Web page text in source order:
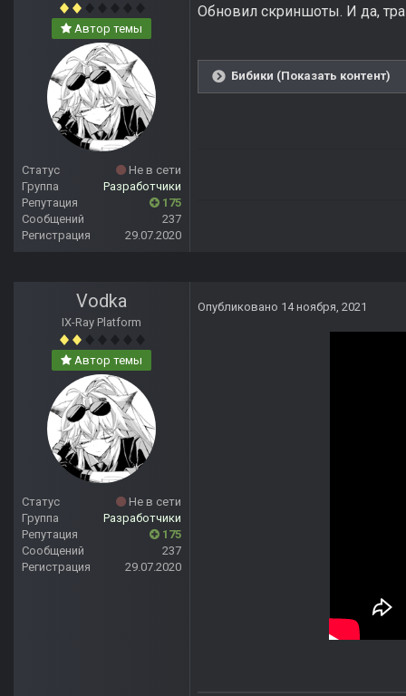
Автор темы
Статус
Не в сети
Группа
Разработчики
Репутация
175
Сообщений
237
Регистрация
29.07.2020
Обновил скриншоты. И да,
Бибики (Показать контент)
Vodka
IX-Ray Platform
Автор темы
Статус
Не в сети
Группа
Разработчики
Репутация
175
Сообщений
237
Регистрация
29.07.2020
Опубликовано 14 ноября, 2021